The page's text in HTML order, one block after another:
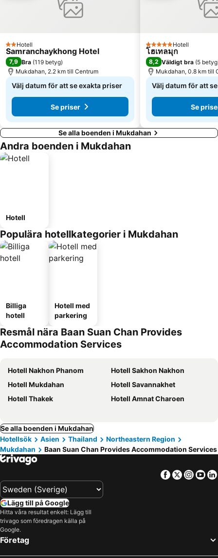
2 Stjärnor
Hotell
Samranchaykhong Hotel
7,9 Bra (119 betyg)
Mukdahan, 2.2 km till Centrum
Välj datum för att se exakta priser
Se priser
5 StjärnorHotell
โฮเทลมุก
8,2 Väldigt bra (5 betyg
Mukdahan, 0.8 km till
Välj datum för att
Se
Se alla boenden i Mukdahan
Andra boenden i Mukdahan
Hotell
Populära hotellkategorier i Mukdahan
Billiga
hotell
Hotell med
parkering
Resmål nära Baan Suan Chan Provides
Accommodation Services
Hotell Nakhon Phanom
Hotell Sakhon Nakhon
Hotell Mukdahan
Hotell Savannakhet
Hotell Thakek
Hotell Amnat Charoen
Se alla boenden i Mukdahan
Hotellsök
Asien Thailand
Northeastern Region
Mukdahan
Baan Suan Chan Provides Accommodation Services
Facebook
Twitter
Lägg till på Google
Hitta våra resultat enkelt: Lägg till
trivago som föredragen källa på
Google.
Företag